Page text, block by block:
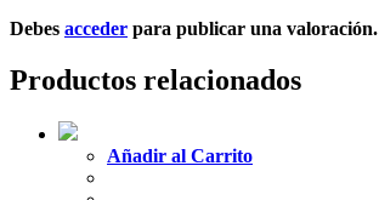
Debes acceder para publicar una valoración.
Productos relacionados
Añadir al Carrito